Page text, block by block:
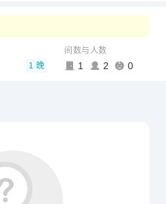
1 晚
间数与人数
1 2 0